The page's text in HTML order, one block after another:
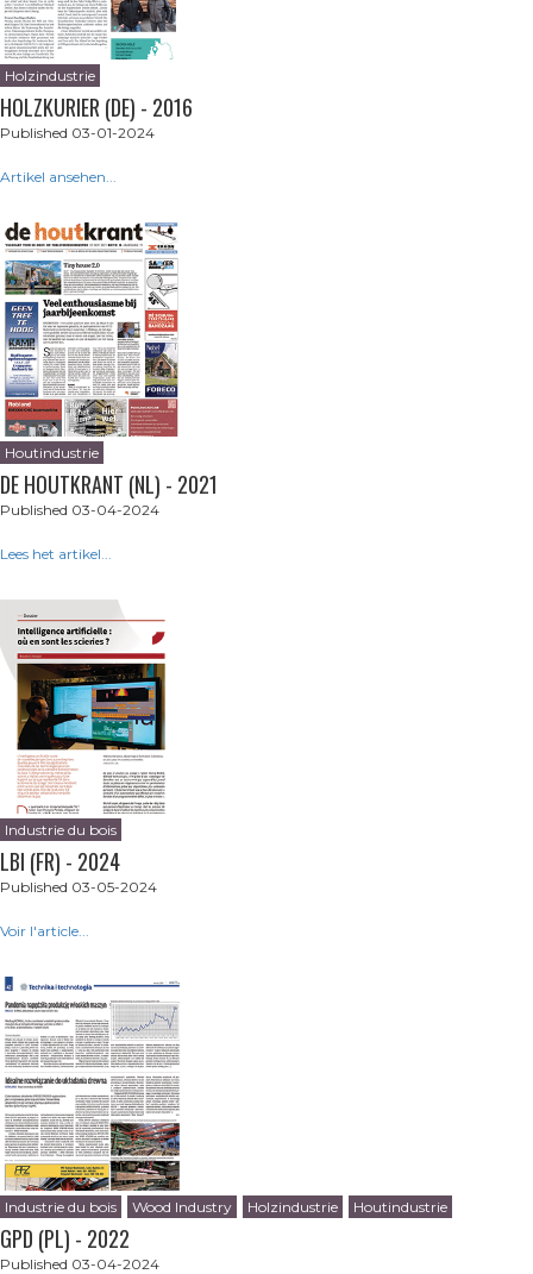
Holzindustrie
HOLZKURIER (DE) - 2016
Published 03-01-2024
Artikel ansehen...
Houtindustrie
DE HOUTKRANT (NL) - 2021
Published 03-04-2024
Lees het artikel...
Industrie du bois
LBI (FR) - 2024
Published 03-05-2024
Voir l'article...
Industrie du bois Wood Industry Holzindustrie Houtindustrie
GPD (PL) - 2022
Published 03-04-2024